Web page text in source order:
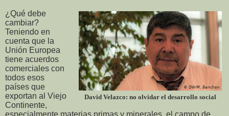
David Velazco: no olvidar el desarrollo social
¿Qué debe
cambiar?
Teniendo en
cuenta que la
Unión Europea
tiene acuerdos
comerciales con
todos esos
países que
exportan al Viejo
Continente,
especialmente materias primas y minerales, el campo de